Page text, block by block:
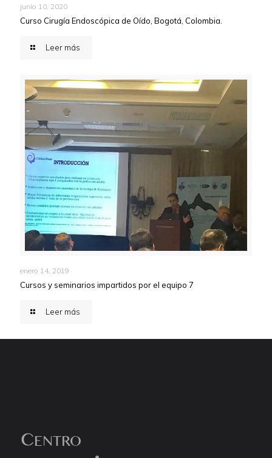
junio 10, 2020
Curso Cirugía Endoscópica de Oído, Bogotá, Colombia.
Leer más
enero 14, 2019
Cursos y seminarios impartidos por el equipo 7
Leer más